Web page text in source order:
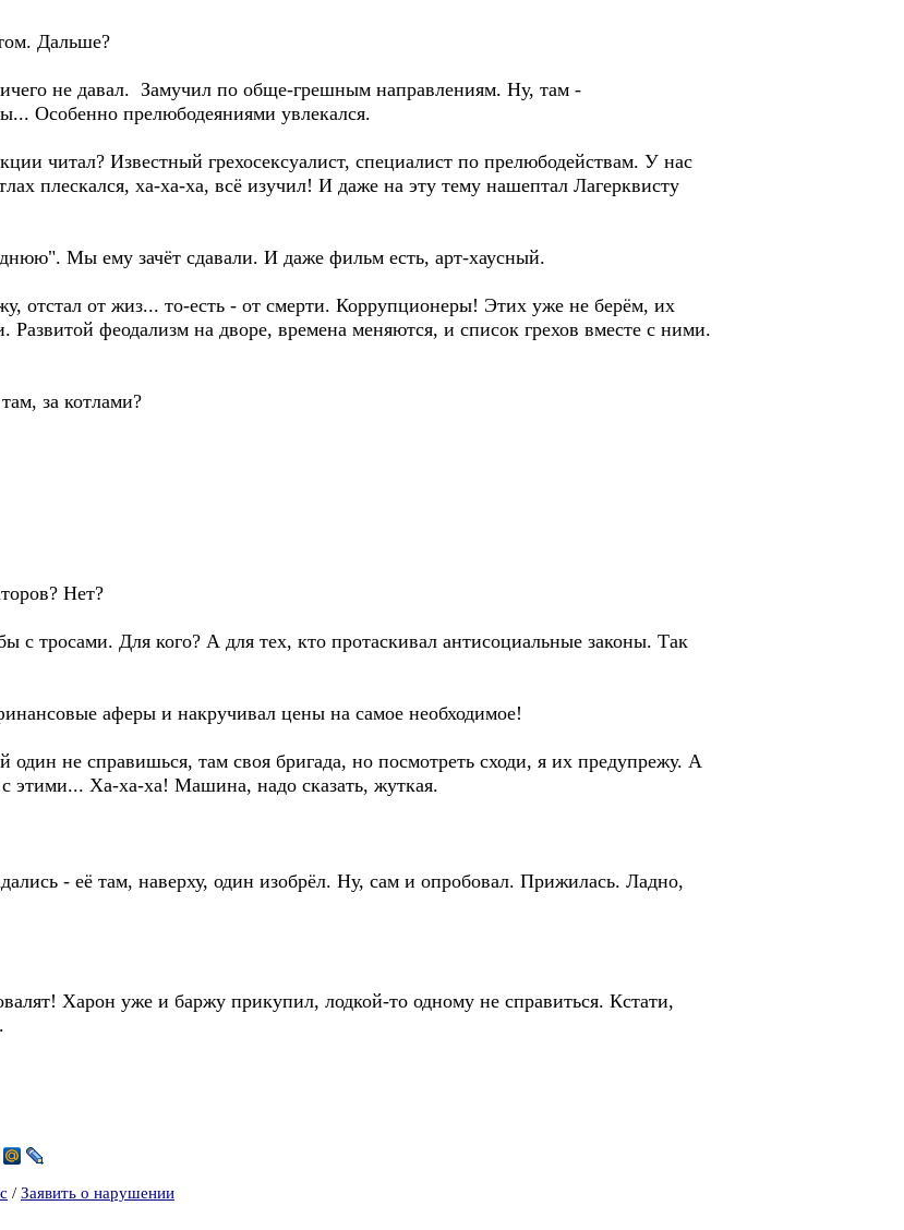
Дальше?
не давал. Замучил по обще-грешным направлениям. Ну, там -
Особенно прелюбодеяниями увлекался.
читал? Известный грехосексуалист, специалист по прелюбодействам. У нас
плескался, ха-ха-ха, всё изучил! И даже на эту тему нашептал Лагерквисту
Мы ему зачёт сдавали. И даже фильм есть, арт-хаусный.
отстал от жиз... то-есть - от смерти. Коррупционеры! Этих уже не берём, их
Развитой феодализм на дворе, времена меняются, и список грехов вместе с ними.
за котлами?
Нет?
с тросами. Для кого? А для тех, кто протаскивал антисоциальные законы. Так
аферы и накручивал цены на самое необходимое!
не справишься, там своя бригада, но посмотреть сходи, я их предупрежу. А
этими... Ха-ха-ха! Машина, надо сказать, жуткая.
- её там, наверху, один изобрёл. Ну, сам и опробовал. Прижилась. Ладно,
Харон уже и баржу прикупил, лодкой-то одному не справиться. Кстати,
/ Заявить о нарушении